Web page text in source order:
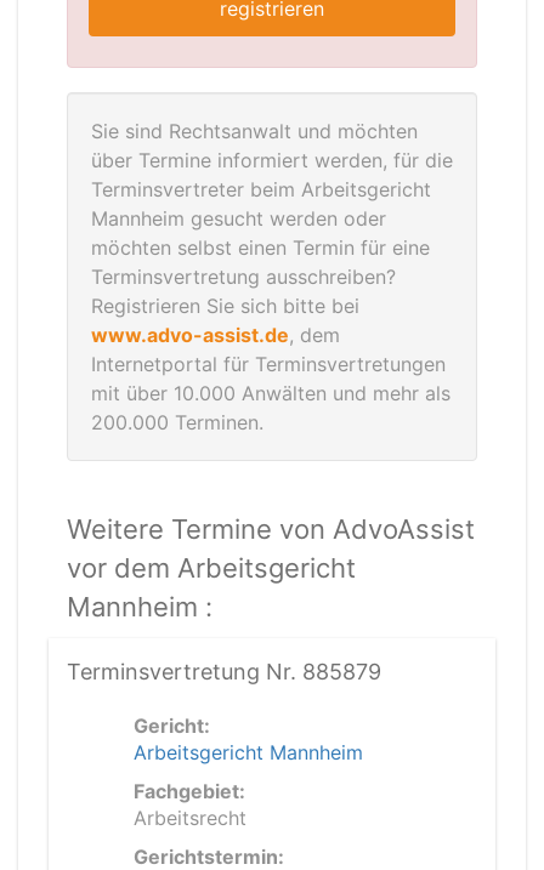
registrieren
Sie sind Rechtsanwalt und möchten
über Termine informiert werden, für die
Terminsvertreter beim Arbeitsgericht
Mannheim gesucht werden oder
möchten selbst einen Termin für eine
Terminsvertretung ausschreiben?
Registrieren Sie sich bitte bei
www.advo-assist.de, dem
Internetportal für Terminsvertretungen
mit über 10.000 Anwälten und mehr als
200.000 Terminen.
Weitere Termine von AdvoAssist
vor dem Arbeitsgericht
Mannheim :
Terminsvertretung Nr. 885879
Gericht:
Arbeitsgericht Mannheim
Fachgebiet:
Arbeitsrecht
Gerichtstermin: